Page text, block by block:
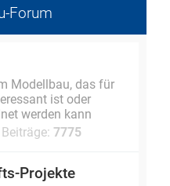
Forum
Modellbau, das für
ist oder
werden kann
7775
Projekte